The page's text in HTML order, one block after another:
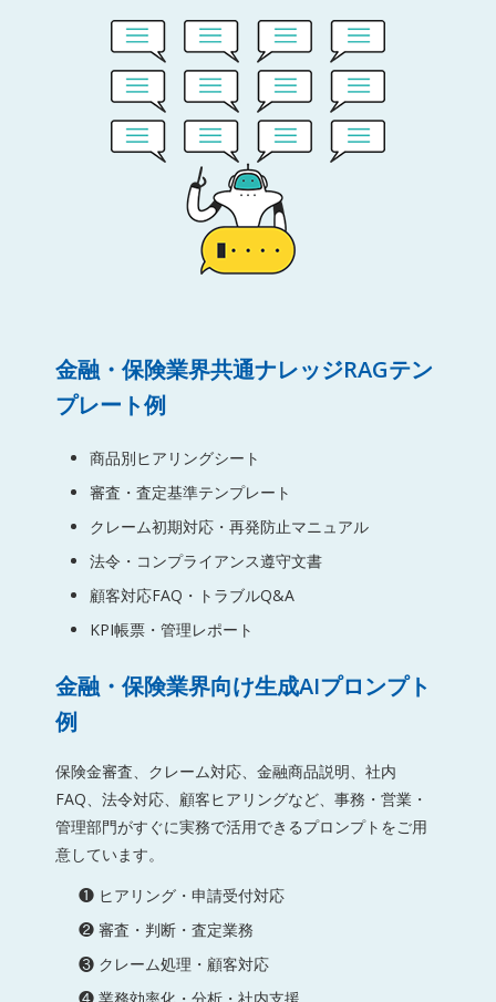
金融・保険業界共通ナレッジRAGテン
プレート例
商品別ヒアリングシート
審査・査定基準テンプレート
クレーム初期対応・再発防止マニュアル
法令・コンプライアンス遵守文書
顧客対応FAQ・トラブルQ&A
KPI帳票・管理レポート
金融・保険業界向け生成AIプロンプト
例
保険金審査、クレーム対応、金融商品説明、社内
FAQ、法令対応、顧客ヒアリングなど、事務・営業・
管理部門がすぐに実務で活用できるプロンプトをご用
意しています。
❶ ヒアリング・申請受付対応
❷ 審査・判断・査定業務
❸ クレーム処理・顧客対応
❹ 業務効率化・分析・社内支援